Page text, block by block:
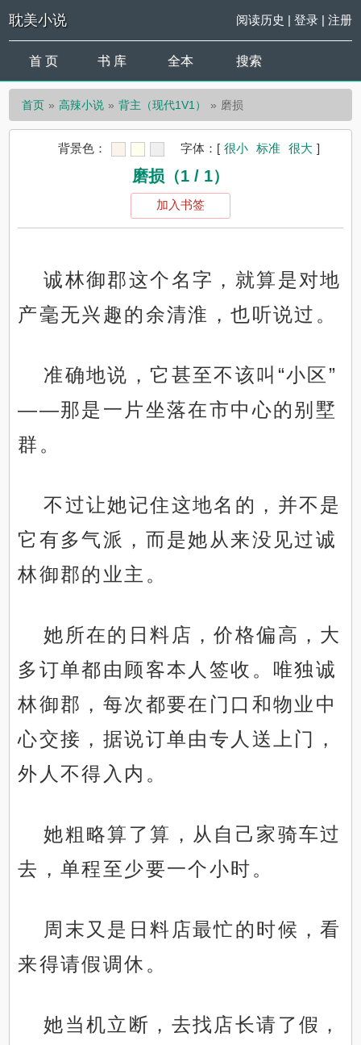
耽美小说 阅读历史 | 登录| 注册
首 页 书 库 全本 搜索
首页 高辣小说 背主（现代1V1） 磨损
背景色： 字体： [ 很小 标准 很大 ]
磨损（1 / 1）
加入书签
诚林御郡这个名字，就算是对地
产毫无兴趣的余清淮，也听说过。
准确地说，它甚至不该叫“小区”
——那是一片坐落在市中心的别墅
群。
不过让她记住这地名的，并不是
它有多气派，而是她从来没见过诚
林御郡的业主。
她所在的日料店，价格偏高，大
多订单都由顾客本人签收。唯独诚
林御郡，每次都要在门口和物业中
心交接，据说订单由专人送上门，
外人不得入内。
她粗略算了算，从自己家骑车过
去，单程至少要一个小时。
周末又是日料店最忙的时候，看
来得请假调休。
她当机立断，去找店长请了假，